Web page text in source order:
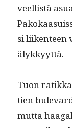
veel­listä
si liiken­teen
älykkyyttä.
Tuon
tien
mut­ta